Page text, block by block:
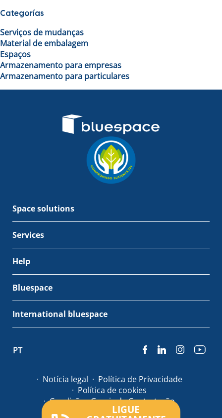
LIGUE
Categorías
Serviços de mudanças
Material de embalagem
Espaços
Armazenamento para empresas
Armazenamento para particulares
Space solutions
Services
Help
Bluespace
International bluespace
Notícia legal
Política de Privacidade
Política de cookies
Condições Gerais de Contratação
PT